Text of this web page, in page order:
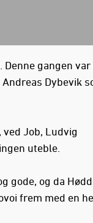
gangen var
Dybevik
Job, Ludvig
uteble.
gode, og da
frem med en